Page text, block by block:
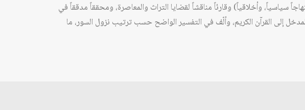
سياسياً، وأخلاقياً) وقارئاً مناقشاً لقضايا التراث والمعاصرة، ومحققاً مدققاً في
إلى القرآن الكريم، وألّف في التفسير الواضح حسب ترتيب نزول السور، ما